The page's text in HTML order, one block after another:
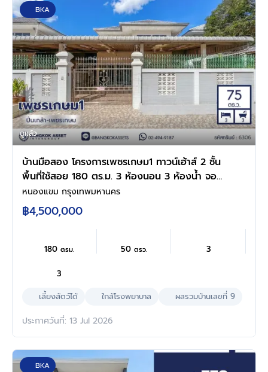
BKA
ดูแล้ว
บ้านมือสอง โครงการเพชรเกษม1 ทาวน์เฮ้าส์ 2 ชั้น
พื้นที่ใช้สอย 180 ตร.ม. 3 ห้องนอน 3 ห้องน้ำ จอด
รถ 2 คัน ทำเลเพชรเกษม เดินทางเข้าเมืองสะดวก
ใกล้ห้าง โรงพยาบาล โรงเรียน
หนองแขม กรุงเทพมหานคร
฿4,500,000
180ตรม. 50 ตรว. 3
3
เลี้ยงสัตว์ได้
ใกล้โรงพยาบาล ผลรวมบ้านเลขที่ 9
ประกาศวันที่: 13 Jul 2026
BKA